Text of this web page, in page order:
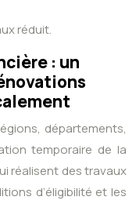
réduit.
: un
départements,
temporaire de la
réalisent des travaux
d’éligibilité et les